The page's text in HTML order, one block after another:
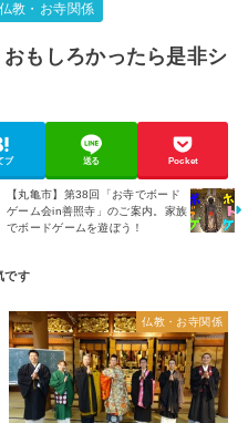
仏教・お寺関係
もしろかったら是非シ
ブ 送る Pocket
【丸亀市】第38回「お寺でボード
ゲーム会in善照寺」のご案内。家族
でボードゲームを遊ぼう！
仏教・お寺関係